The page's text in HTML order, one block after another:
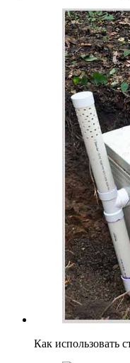
Как использовать